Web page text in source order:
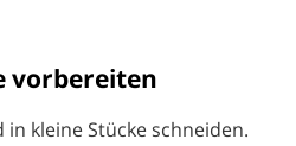
vorbereiten
in kleine Stücke schneiden.